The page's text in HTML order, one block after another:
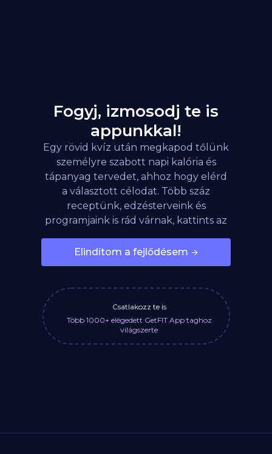
Fogyj, izmosodj te is
appunkkal!
Egy rövid kvíz után megkapod tőlünk
személyre szabott napi kalória és
tápanyag tervedet, ahhoz hogy elérd
a választott célodat. Több száz
receptünk, edzésterveink és
programjaink is rád várnak, kattints az
Elindítom a fejlődésem
Csatlakozz te is
Több 1000+ elégedett GetFIT App taghoz
világszerte